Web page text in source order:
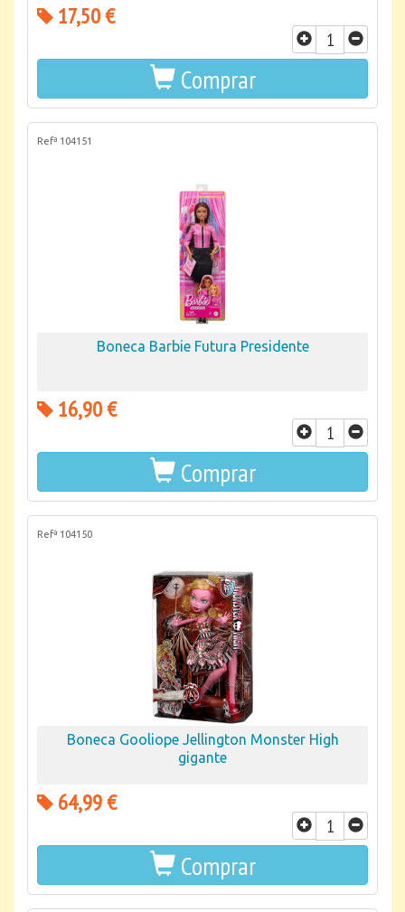
17,50 €
Comprar
Refª 104151
Boneca Barbie Futura Presidente
16,90 €
Comprar
Refª 104150
Boneca Gooliope Jellington Monster High
gigante
64,99 €
Comprar